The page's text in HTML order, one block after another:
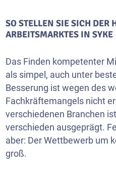
SO STELLEN SIE SICH DER
ARBEITSMARKTES IN SYKE
Das Finden kompetenter
als simpel, auch unter
Besserung ist wegen des
Fachkräftemangels nicht
verschiedenen Branchen
verschieden ausgeprägt.
aber: Der Wettbewerb um
groß.